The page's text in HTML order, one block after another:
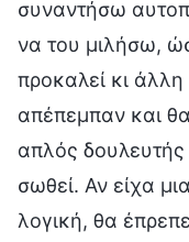
συναντήσω
να του μιλήσω,
προκαλεί κι
απέπεμπαν και
απλός δουλευτής
σωθεί. Αν είχα
λογική, θα